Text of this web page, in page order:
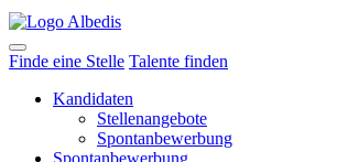
Finde eine Stelle Talente finden
Kandidaten
Stellenangebote
Spontanbewerbung